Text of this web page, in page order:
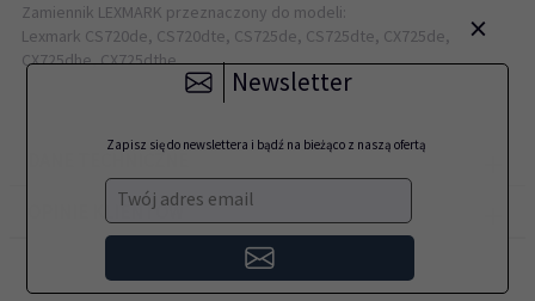
Zamiennik LEXMARK przeznaczony do modeli:
Lexmark CS720de, CS720dte, CS725de, CS725dte, CX725de,
CX725dhe, CX725dthe
OPINIE KLIENTÓW
×
Newsletter
Zapisz się do newslettera i bądź na bieżąco z naszą ofertą
Twój adres email